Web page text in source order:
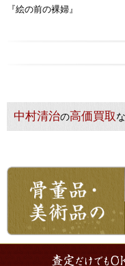
『絵の前の裸婦』
中村清治の高価買取